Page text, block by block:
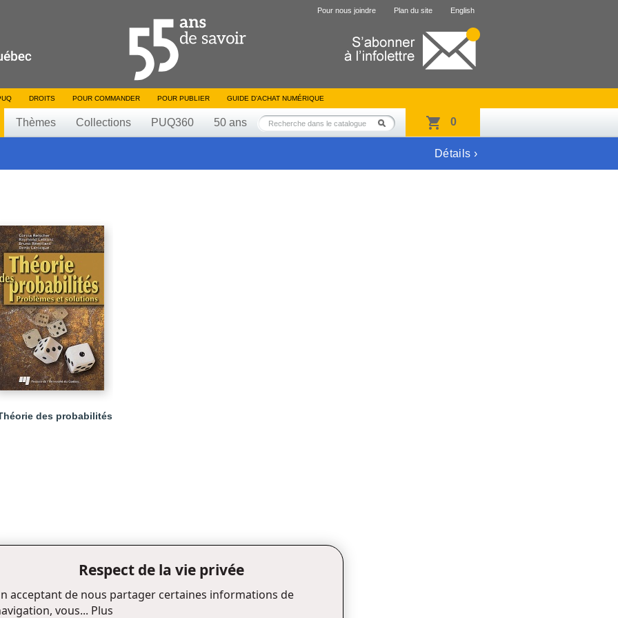
Pour nous joindre Plan du site English
DROITS POUR COMMANDER POUR PUBLIER GUIDE D’ACHAT NUMÉRIQUE
Thèmes Collections PUQ360 50 ans 0
Détails ›
des probabilités
Respect de la vie privée
acceptant de nous partager certaines informations de
vous... Plus